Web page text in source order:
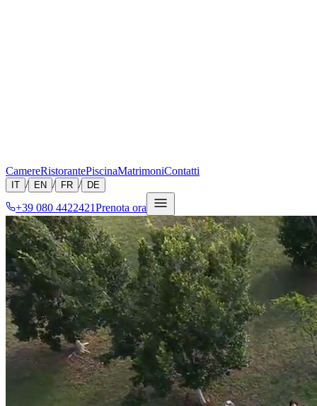
CamereRistorantePiscinaMatrimoniContatti
IT / EN / FR / DE
+39 080 4422421Prenota ora